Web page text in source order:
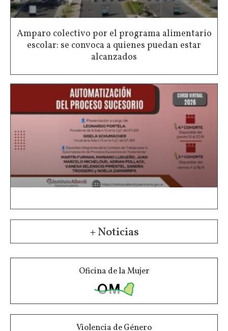
Amparo colectivo por el programa alimentario
escolar: se convoca a quienes puedan estar
alcanzados
+ Noticias
Oficina de la Mujer
Violencia de Género